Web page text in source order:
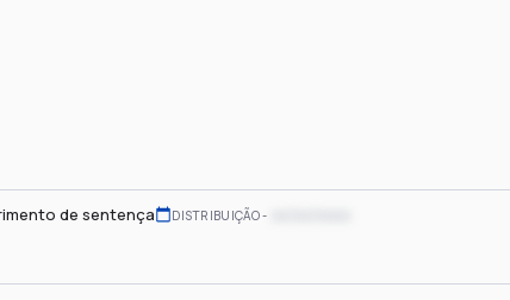
de sentença DISTRIBUIÇÃO